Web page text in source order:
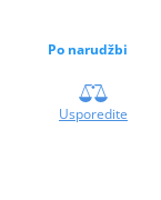
Po narudžbi
Usporedite